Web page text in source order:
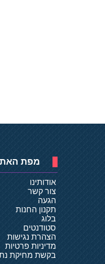
מפת
אודותינו
צור קשר
הגעה
תקנון החנות
בלוג
סטודנטים
הצהרת נגישות
מדיניות פרטיות
בקשת מחיקת